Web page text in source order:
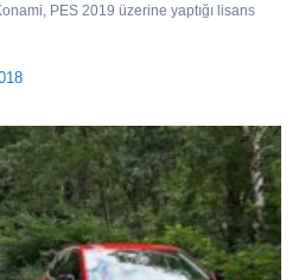
PES 2019 üzerine yaptığı lisans